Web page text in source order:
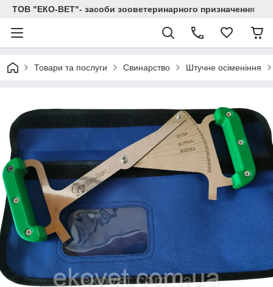
ТОВ "ЕКО-ВЕТ"- засоби зооветеринарного призначення
Товари та послуги Свинарство Штучне осіменіння